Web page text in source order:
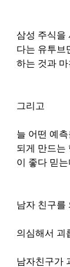
삼성 주식을
다는 유투브
하는 것과 마
그리고
늘 어떤 예
되게 만드는
이 좋다 믿는
남자 친구를
의심해서 괴
남자친구가